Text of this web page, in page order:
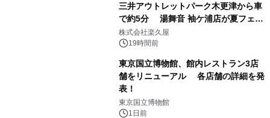
三井アウトレットパーク木更津から車
で約5分 湯舞音 袖ケ浦店が夏フェア
メニューを提供
株式会社楽久屋
19時間前
東京国立博物館、館内レストラン3店
舗をリニューアル 各店舗の詳細を発
表！
東京国立博物館
1日前